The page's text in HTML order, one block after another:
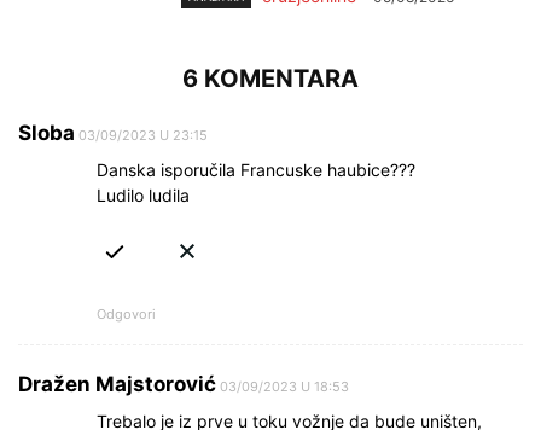
6 KOMENTARA
Sloba 03/09/2023 U 23:15
Danska isporučila Francuske haubice???
Ludilo ludila
Odgovori
Dražen Majstorović 03/09/2023 U 18:53
Trebalo je iz prve u toku vožnje da bude uništen,